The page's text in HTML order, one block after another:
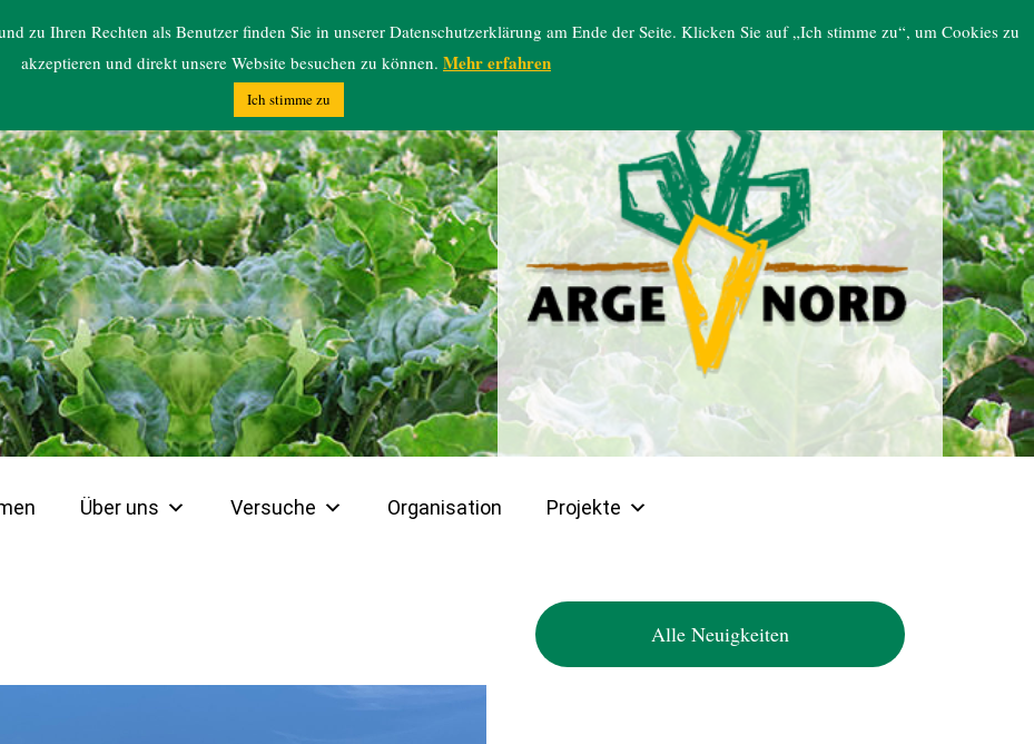
Über uns Versuche Organisation Projekte
Alle Neuigkeiten
zu Ihren Rechten als Benutzer finden Sie in unserer Datenschutzerklärung am Ende der Seite. Klicken Sie auf „Ich stimme zu“, um Cookies zu
akzeptieren und direkt unsere Website besuchen zu können. Mehr erfahren
Ich stimme zu